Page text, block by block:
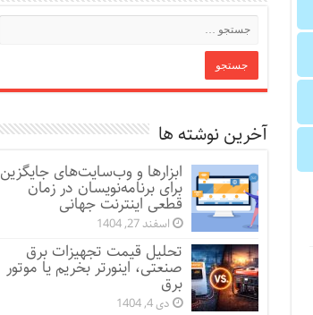
آخرین نوشته ها
ابزارها و وب‌سایت‌های جایگزین
برای برنامه‌نویسان در زمان
قطعی اینترنت جهانی
اسفند 27, 1404
تحلیل قیمت تجهیزات برق
صنعتی، اینورتر بخریم یا موتور
برق
دی 4, 1404